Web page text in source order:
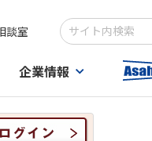
談室
検索キーワード入力
企業情報